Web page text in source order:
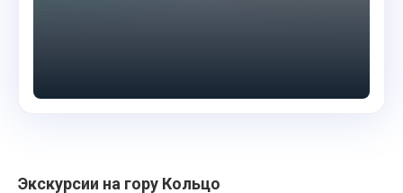
Экскурсии на гору Кольцо